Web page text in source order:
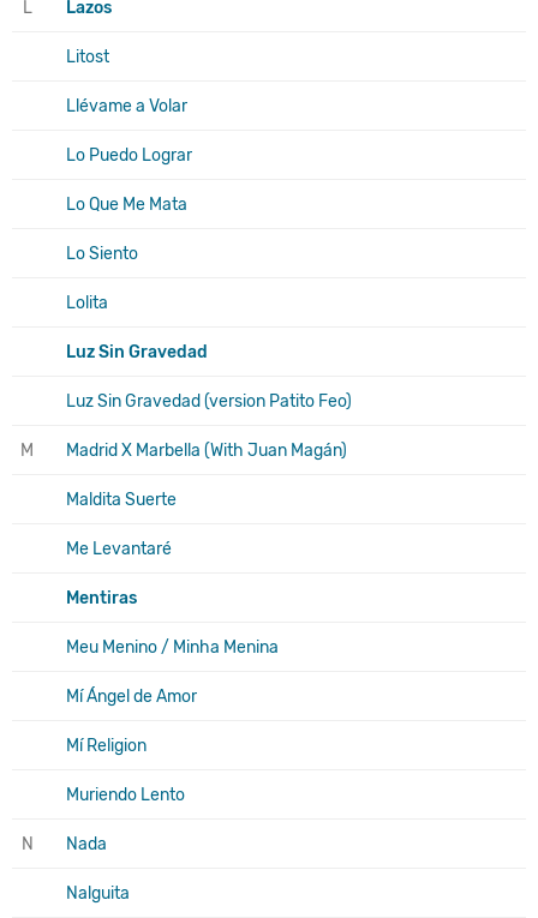
L Lazos
Litost
Llévame a Volar
Lo Puedo Lograr
Lo Que Me Mata
Lo Siento
Lolita
Luz Sin Gravedad
Luz Sin Gravedad (version Patito Feo)
M Madrid X Marbella (With Juan Magán)
Maldita Suerte
Me Levantaré
Mentiras
Meu Menino / Minha Menina
Mí Ángel de Amor
Mí Religion
Muriendo Lento
N Nada
Nalguita